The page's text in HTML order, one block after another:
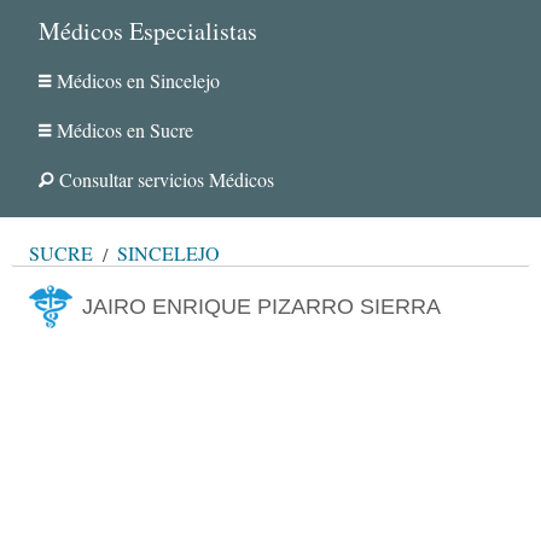
Médicos Especialistas
Médicos en Sincelejo
Médicos en Sucre
Consultar servicios Médicos
SUCRE SINCELEJO
JAIRO ENRIQUE PIZARRO SIERRA